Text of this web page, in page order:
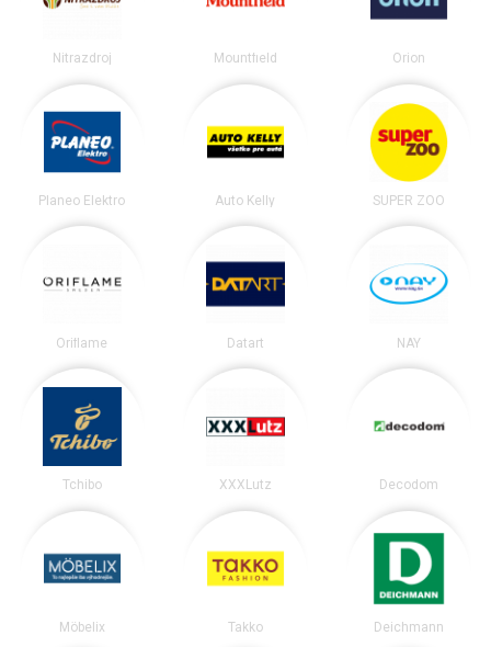
Nitrazdroj Mountfield Orion
Planeo Elektro Auto Kelly SUPER ZOO
Oriflame Datart NAY
Tchibo XXXLutz Decodom
Möbelix Takko Deichmann